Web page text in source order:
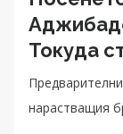
Токуда
нарастващия